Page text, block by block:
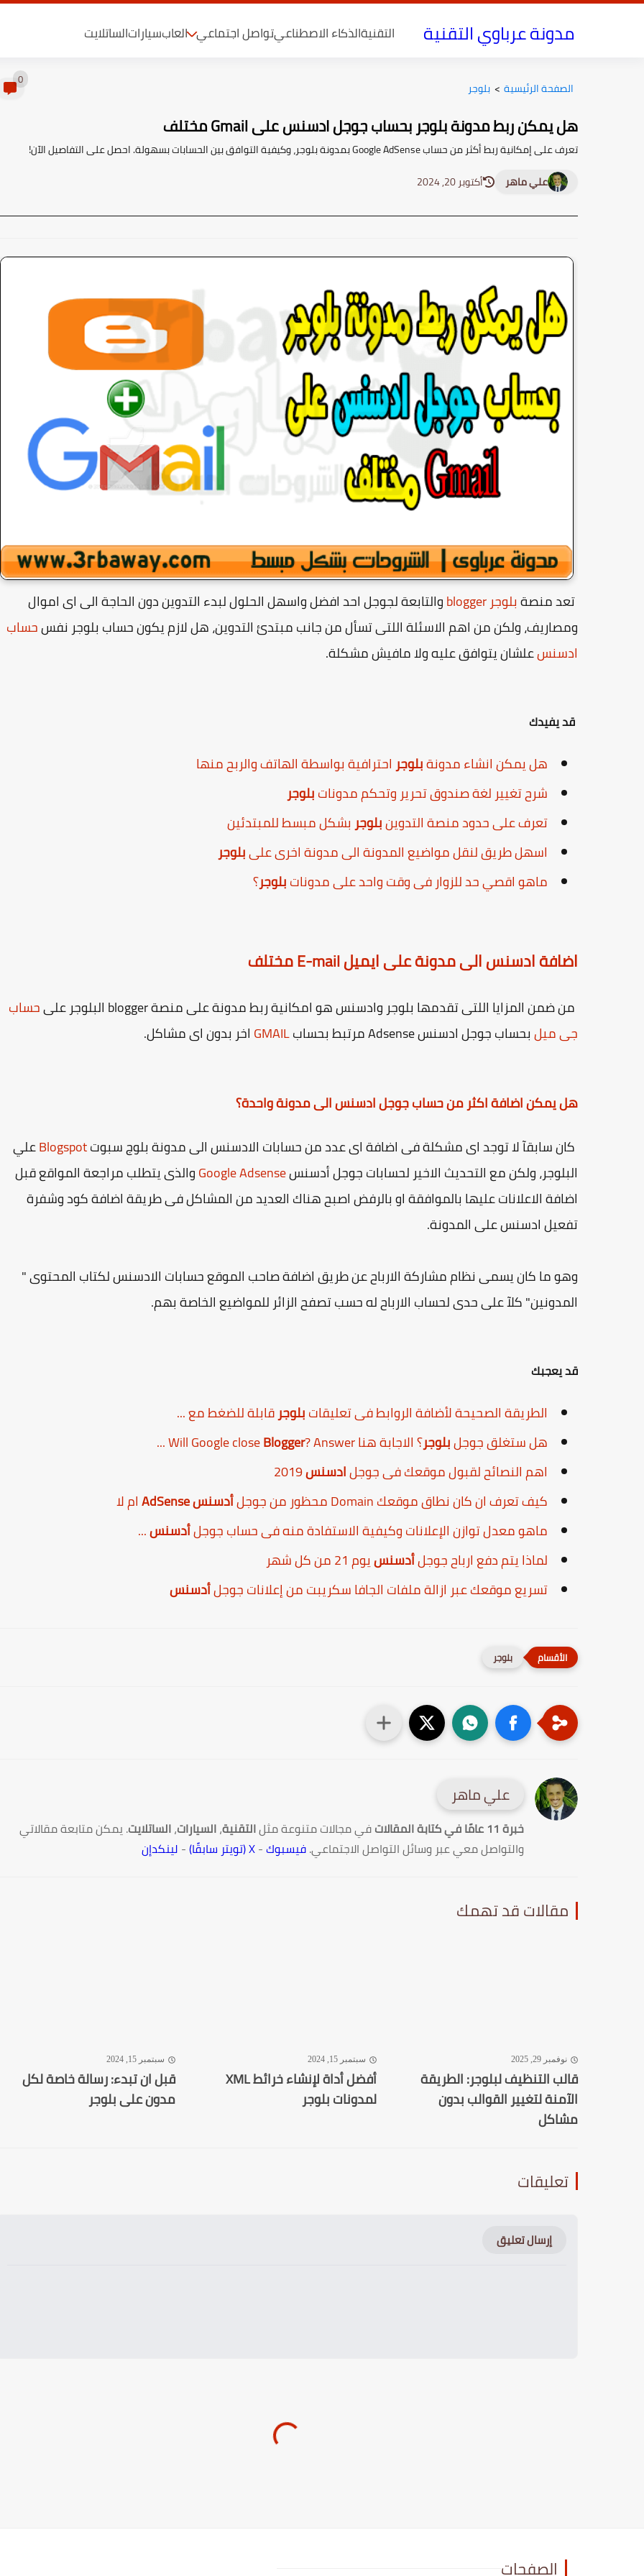
مدونة عرباوي التقنية التقنيةالذكاء الاصطناعيتواصل اجتماعي العابسياراتالساتلايت
الصفحة الرئيسية > بلوجر 0
هل يمكن ربط مدونة بلوجر بحساب جوجل ادسنس على Gmail مختلف
تعرف على إمكانية ربط أكثر من حساب Google AdSense بمدونة بلوجر، وكيفية التوافق بين الحسابات بسهولة. احصل على التفاصيل الآن!
علي ماهر
أكتوبر 20, 2024
تعد منصةبلوجر blogger
والتابعة لجوجل احد افضل واسهل الحلول لبدء التدوين دون الحاجة الى اى اموال
ومصاريف، ولكن من اهم الاسئلة اللتى تسأل من جانب مبتدئ التدوين، هل لازم يكون حساب بلوجر نفسحساب
ادسنسعلشان يتوافق عليه ولا مافيش مشكلة.
قد يفيدك
هل يمكن انشاء مدونةبلوجراحترافية بواسطة الهاتف والربح منها
شرح تغيير لغة صندوق تحرير وتحكم مدوناتبلوجر
تعرف على حدود منصة التدوينبلوجربشكل مبسط للمبتدئين
اسهل طريق لنقل مواضيع المدونة الى مدونة اخرى علىبلوجر
ماهو اقصي حد للزوار فى وقت واحد على مدوناتبلوجر؟
اضافة ادسنس الى مدونة على ايميل E-mail مختلف
من ضمن المزايا اللتى تقدمها بلوجر وادسنس هو امكانية ربط مدونة على منصة blogger البلوجر على
حساب
جى ميلبحساب جوجل ادسنس Adsense مرتبط بحساب GMAIL اخر بدون اى مشاكل.
هل يمكن اضافة اكثر من حساب جوجل ادسنس الى مدونة واحدة؟
كان سابقآ لا توجد اى مشكلة فى اضافة اى عدد من حسابات الادسنس الى مدونة بلوج سبوتBlogspotعلي
البلوجر، ولكن مع التحديث الاخير لحسابات جوجل أدسنسGoogle Adsenseوالذى يتطلب مراجعة المواقع قبل
اضافة الاعلانات عليها بالموافقة او بالرفض اصبح هناك العديد من المشاكل فى طريقة اضافة كود وشفرة
تفعيل ادسنس على المدونة.
وهو ما كان يسمى نظام مشاركة الارباح عن طريق اضافة صاحب الموقع حسابات الادسنس لكتاب المحتوى "
المدونين" كلآ على حدى لحساب الارباح له حسب تصفح الزائر للمواضيع الخاصة بهم.
قد يعجبك
الطريقة الصحيحة لأضافة الروابط فى تعليقاتبلوجرقابلة للضغط مع ...
هل ستغلق جوجلبلوجر؟ الاجابة هنا Will Google close Blogger? Answer ...
اهم النصائح لقبول موقعك فى جوجلادسنس
كيف تعرف ان كان نطاق موقعك Domain محظور من جوجل
أدسنس AdSense
ام لا
ماهو معدل توازن الإعلانات وكيفية الاستفادة منه فى حساب جوجلأدسنس...
لماذا يتم دفع ارباح جوجلأدسنسيوم 21 من كل شهر
تسريع موقعك عبر ازالة ملفات الجافا سكريبت من إعلانات جوجلأدسنس
بلوجر
علي ماهر
خبرة 11 عامًا في كتابة المقالات في مجالات متنوعة مثلالتقنية،السيارات،الساتلايت. يمكن متابعة مقالاتي
والتواصل معي عبر وسائل التواصل الاجتماعي.فيسبوك-X (تويتر سابقًا) - لينكدإن
مقالات قد تهمك
نوفمبر 29, 2025
قالب التنظيف لبلوجر: الطريقة
الآمنة لتغيير القوالب بدون
مشاكل
سبتمبر 15, 2024
أفضل أداة لإنشاء خرائط XML
لمدونات بلوجر
سبتمبر 15, 2024
قبل ان تبدء: رسالة خاصة لكل
مدون على بلوجر
تعليقات
إرسال تعليق
الصفحات